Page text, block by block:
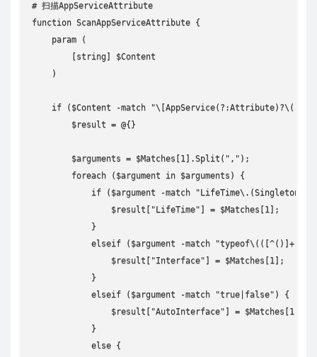
# 扫描AppServiceAttribute
function ScanAppServiceAttribute {
    param (
        [string] $Content
    )
if ($Content -match
        $result = @{}
        $arguments = $Matches[1].Split(",");
        foreach ($argument in $arguments) {
if ($argument -match
                $result["LifeTime"] = $Matches[1];
            }
elseif ($argument -match
                $result["Interface"] = $Matches[1];
            }
            elseif ($argument -match "true|false") {
                $result["AutoInterface"] = $Matches[1];
            }
            else {